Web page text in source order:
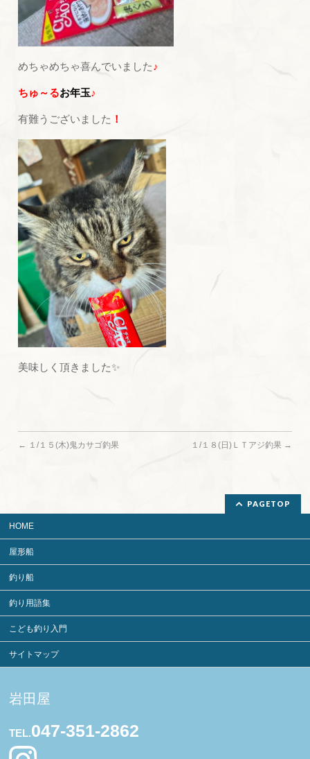
めちゃめちゃ喜んでいました♪
ちゅ～るお年玉♪
有難うございました ！
美味しく頂きました✨
← １/１５(木)鬼カサゴ釣果 １/１８(日)ＬＴアジ釣果 →
PAGETOP
HOME
屋形船
釣り船
釣り用語集
こども釣り入門
サイトマップ
岩田屋
TEL.047-351-2862